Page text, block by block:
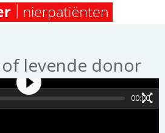
levende donor
00:00